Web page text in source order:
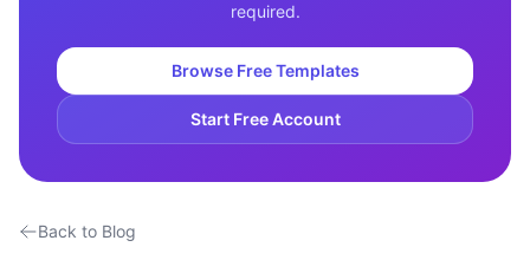
required.
Browse Free Templates
Start Free Account
Back to Blog